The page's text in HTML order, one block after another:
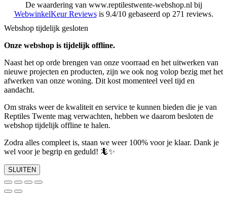
De waardering van www.reptilestwente-webshop.nl bij
WebwinkelKeur Reviewsis 9.4/10 gebaseerd op 271 reviews.
Webshop tijdelijk gesloten
Onze webshop is tijdelijk offline.
Naast het op orde brengen van onze voorraad en het uitwerken van
nieuwe projecten en producten, zijn we ook nog volop bezig met het
afwerken van onze woning. Dit kost momenteel veel tijd en
aandacht.
Om straks weer de kwaliteit en service te kunnen bieden die je van
Reptiles Twente mag verwachten, hebben we daarom besloten de
webshop tijdelijk offline te halen.
Zodra alles compleet is, staan we weer 100% voor je klaar. Dank je
wel voor je begrip en geduld! 🦎✨
SLUITEN